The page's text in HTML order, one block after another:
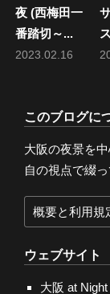
夜 (西梅田一
番踏切～...
2023.02.16
このブログに
大阪の夜景を
自の視点で綴
概要と利用規
ウェブサイト
大阪 at